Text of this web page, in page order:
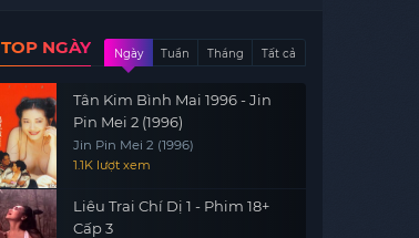
TOP NGÀY Ngày Tuần Tháng Tất cả
Tân Kim Bình Mai 1996 - Jin
Pin Mei 2 (1996)
Jin Pin Mei 2 (1996)
1.1K lượt xem
Liêu Trai Chí Dị 1 - Phim 18+
Cấp 3